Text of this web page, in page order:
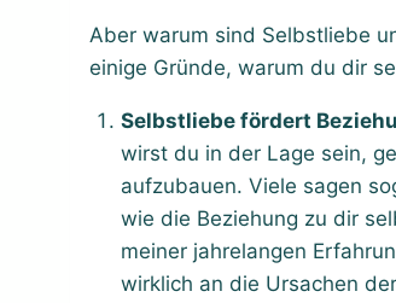
Aber warum sind Selbstliebe
einige Gründe, warum du dir
Selbstliebe fördert
wirst du in der Lage sein,
aufzubauen. Viele sagen
wie die Beziehung zu dir
meiner jahrelangen
wirklich an die Ursachen